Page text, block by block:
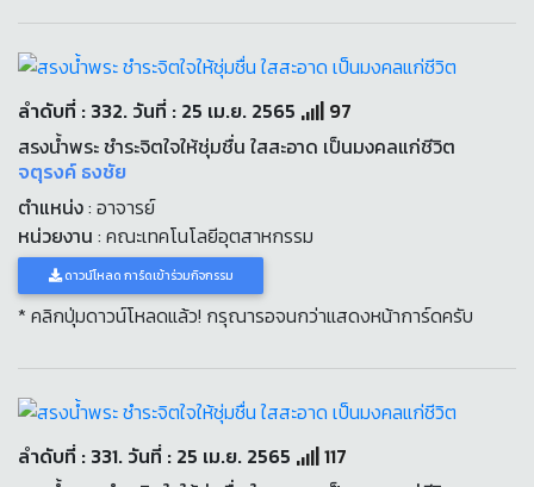
ลำดับที่ : 332. วันที่ : 25 เม.ย. 2565
97
สรงน้ำพระ ชำระจิตใจให้ชุ่มชื่น ใสสะอาด เป็นมงคลแก่ชีวิต
จตุรงค์ ธงชัย
ตำแหน่ง: อาจารย์
หน่วยงาน : คณะเทคโนโลยีอุตสาหกรรม
ดาวน์โหลด การ์ดเข้าร่วมกิจกรรม
* คลิกปุ่มดาวน์โหลดแล้ว! กรุณารอจนกว่าแสดงหน้าการ์ดครับ
ลำดับที่ : 331. วันที่ : 25 เม.ย. 2565
117